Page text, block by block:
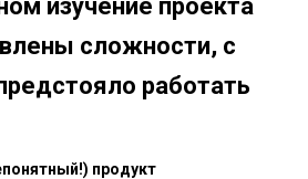
изучение проекта
сложности, с
работать
продукт